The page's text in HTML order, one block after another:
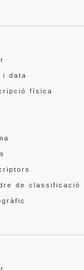
i data
física
de classificació